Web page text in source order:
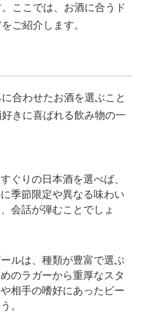
ここでは、お酒に合うド
ご紹介します。
合わせたお酒を選ぶこと
きに喜ばれる飲み物の一
ぐりの日本酒を選べば、
季節限定や異なる味わい
会話が弾むことでしょ
ルは、種類が豊富で選ぶ
のラガーから重厚なスタ
相手の嗜好にあったビー
。